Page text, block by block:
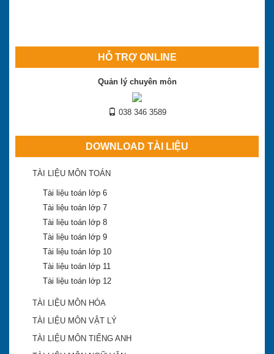
HỖ TRỢ ONLINE
Quản lý chuyên môn
038 346 3589
DOWNLOAD TÀI LIỆU
TÀI LIỆU MÔN TOÁN
Tài liệu toán lớp 6
Tài liệu toán lớp 7
Tài liệu toán lớp 8
Tài liệu toán lớp 9
Tài liệu toán lớp 10
Tài liệu toán lớp 11
Tài liệu toán lớp 12
TÀI LIỆU MÔN HÓA
TÀI LIỆU MÔN VẬT LÝ
TÀI LIỆU MÔN TIẾNG ANH
Khánh Hòa công bố điểm trúng tuyển lớp 10 công
lập 2018-2019